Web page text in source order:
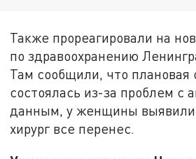
Также прореагировали на
по здравоохранению
Там сообщили, что плановая
состоялась из-за проблем с
данным, у женщины выявили
хирург все перенес.